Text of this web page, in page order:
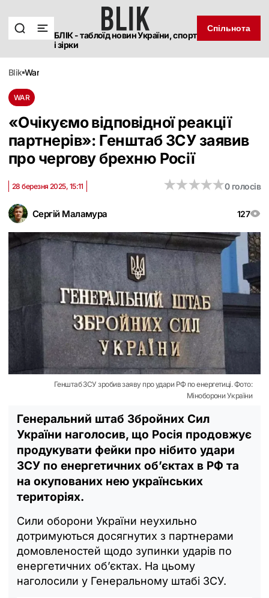
БЛІК - таблоїд новин України, спорт
і зірки
Спільнота
blik war
WAR
«Очікуємо відповідної реакції
партнерів»: Генштаб ЗСУ заявив
про чергову брехню Росії
Сергій Маламура 127
28 березня 2025, 15:11 ★★★★★
★★★★★0 голосів
Генштаб ЗСУ зробив заяву про удари РФ по енергетиці. Фото:
Міноборони України
Генеральний штаб Збройних Сил
України наголосив, що Росія продовжує
продукувати фейки про нібито удари
ЗСУ по енергетичних об’єктах в РФ та
на окупованих нею українських
територіях.
Сили оборони України неухильно
дотримуються досягнутих з партнерами
домовленостей щодо зупинки ударів по
енергетичних обʼєктах. На цьому
наголосили у Генеральному штабі ЗСУ.